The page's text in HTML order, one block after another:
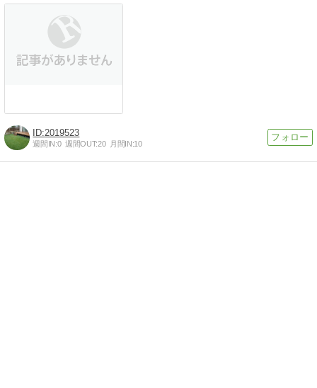
2019523
週間IN:0 週間OUT:20 月間IN:10